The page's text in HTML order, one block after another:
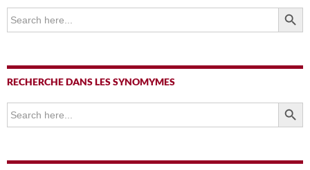
Search
for:
SEARCH
RECHERCHE DANS LES SYNOMYMES
Search
for:
SEARCH